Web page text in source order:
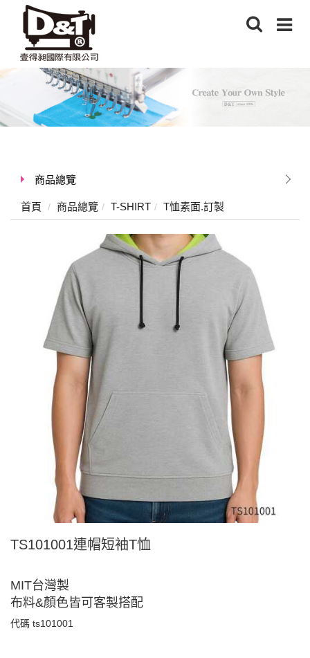
商品總覽
首頁 商品總覽 T-SHIRT T恤素面.訂製
TS101001連帽短袖T恤
MIT台灣製
布料&顏色皆可客製搭配
代碼 ts101001